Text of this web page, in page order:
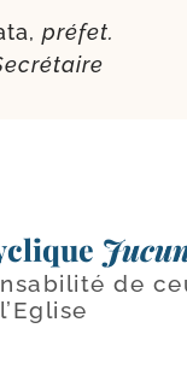
pré­fet.
de